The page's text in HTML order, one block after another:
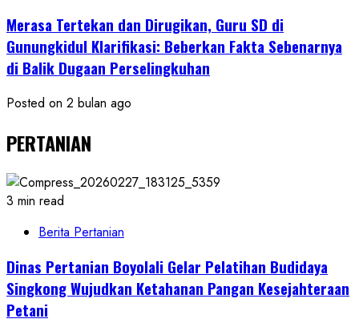
Merasa Tertekan dan Dirugikan, Guru SD di
Gunungkidul Klarifikasi: Beberkan Fakta Sebenarnya
di Balik Dugaan Perselingkuhan
Posted on 2 bulan ago
PERTANIAN
3 min read
Berita Pertanian
Dinas Pertanian Boyolali Gelar Pelatihan Budidaya
Singkong Wujudkan Ketahanan Pangan Kesejahteraan
Petani